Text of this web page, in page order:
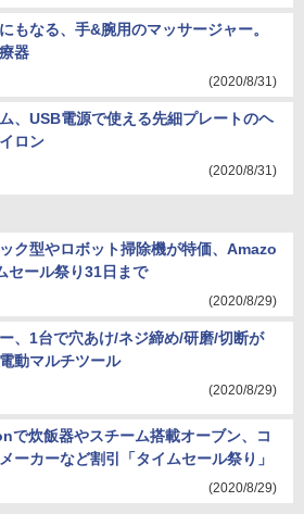
もなる、手&腕用のマッサージャー。
器
(2020/8/31)
、USB電源で使える先細プレートのヘ
ロン
(2020/8/31)
ク型やロボット掃除機が特価、Amazo
セール祭り31日まで
(2020/8/29)
、1台で穴あけ/ネジ締め/研磨/切断が
動マルチツール
(2020/8/29)
で炊飯器やスチーム搭載オーブン、コ
ーカーなど割引「タイムセール祭り」
(2020/8/29)